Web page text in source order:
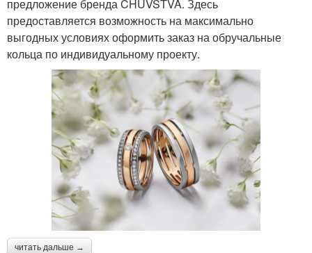
предложение бренда CHUVSTVA. Здесь
предоставляется возможность на максимально
выгодных условиях оформить заказ на обручальные
кольца по индивидуальному проекту.
читать дальше →